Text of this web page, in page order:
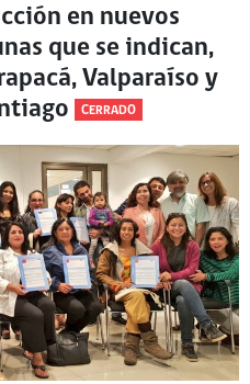
en nuevos
que se indican,
Valparaíso y
CERRADO